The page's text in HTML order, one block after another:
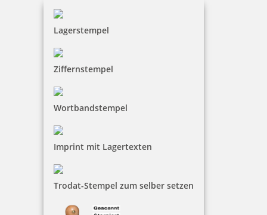
Lagerstempel
Ziffernstempel
Wortbandstempel
Imprint mit Lagertexten
Trodat-Stempel zum selber setzen